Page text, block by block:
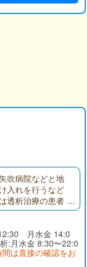
吹病院などと地
入れを行うなど
透析治療の患者
用意しており、
診して頂くこ
、CT検査や内視
月水金 14:0
:月水金 8:30〜22:0
は直接の確認をお